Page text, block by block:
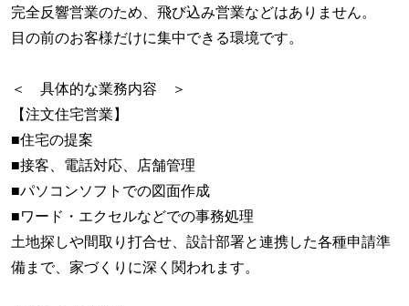
完全反響営業のため、飛び込み営業などはありません。
目の前のお客様だけに集中できる環境です。
＜ 具体的な業務内容 ＞
【注文住宅営業】
■住宅の提案
■接客、電話対応、店舗管理
■パソコンソフトでの図面作成
■ワード・エクセルなどでの事務処理
土地探しや間取り打合せ、設計部署と連携した各種申請準
備まで、家づくりに深く関われます。